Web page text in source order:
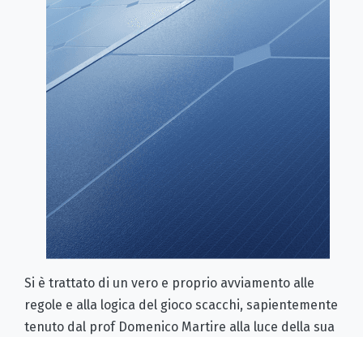
Si è trattato di un vero e proprio avviamento alle
regole e alla logica del gioco scacchi, sapientemente
tenuto dal prof Domenico Martire alla luce della sua